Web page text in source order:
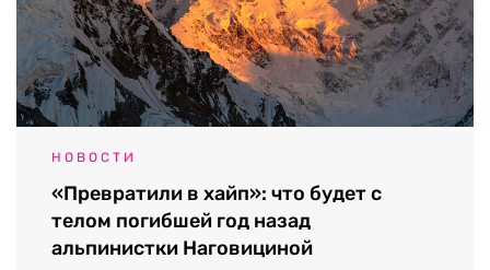
НОВОСТИ
«Превратили в хайп»: что будет с
телом погибшей год назад
альпинистки Наговициной